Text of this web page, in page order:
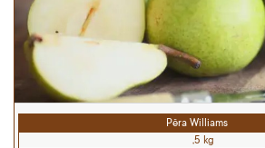
Pêra Williams
,5 kg